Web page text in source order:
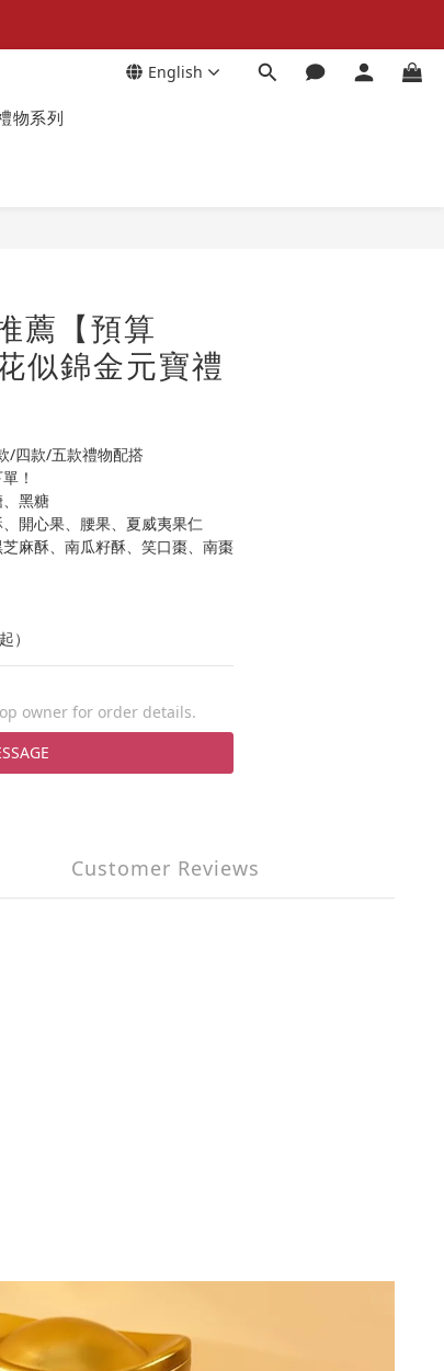
English
物系列
薦【預算
似錦金元寶禮
/四款/五款禮物配搭
！
黑糖
開心果、腰果、夏威夷果仁
麻酥、南瓜籽酥、笑口棗、南棗
）
owner for order details.
Customer Reviews